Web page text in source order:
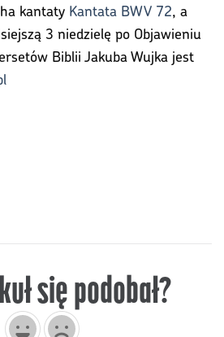
kantaty Kantata BWV 72, a
3 niedzielę po Objawieniu
Biblii Jakuba Wujka jest
się podobał?